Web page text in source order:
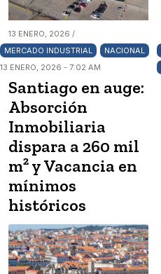
13 ENERO, 2026 /
MERCADO INDUSTRIAL
NACIONAL
13 ENERO, 2026 - 7:02 AM
Santiago en auge:
Absorción
Inmobiliaria
dispara a 260 mil
m² y Vacancia en
mínimos
históricos